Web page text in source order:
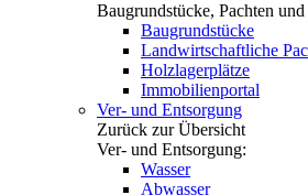
Baugrundstücke, Pachten
Baugrundstücke
Landwirtschaftliche
Holzlagerplätze
Immobilienportal
Ver- und Entsorgung
Zurück zur Übersicht
Ver- und Entsorgung:
Wasser
Abwasser